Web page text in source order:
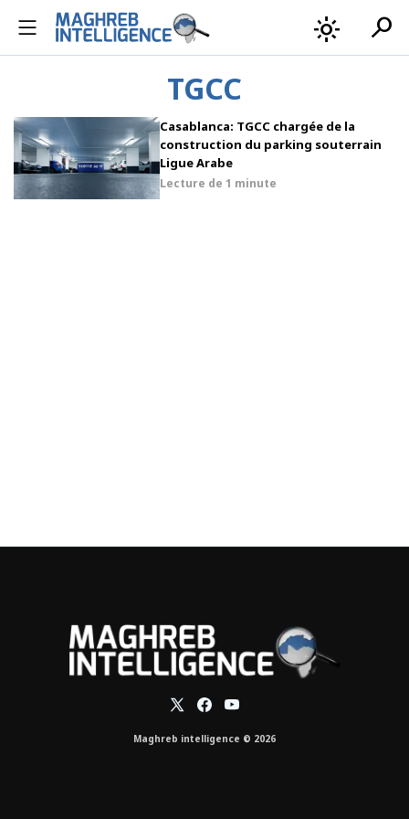
light_mode search
TGCC
Casablanca: TGCC chargée de la
construction du parking souterrain
Ligue Arabe
Lecture de 1 minute
Maghreb intelligence © 2026